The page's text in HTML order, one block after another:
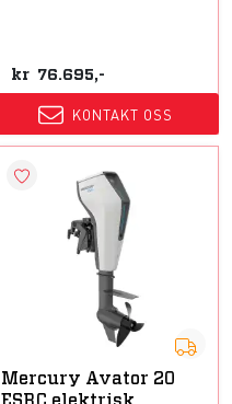
kr 76.695,-
KONTAKT OSS
Mercury Avator 20